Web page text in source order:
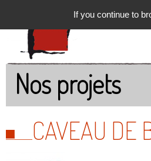
Nos projets
CAVEAU DE
If you continue to